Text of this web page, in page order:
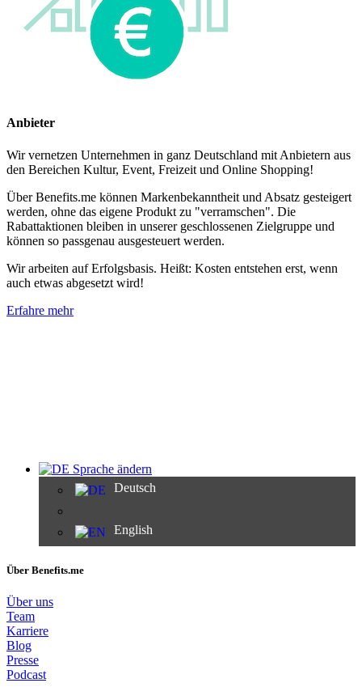
Anbieter
Wir vernetzen Unternehmen in ganz Deutschland mit Anbietern aus
den Bereichen Kultur, Event, Freizeit und Online Shopping!
Über Benefits.me können Markenbekanntheit und Absatz gesteigert
werden, ohne das eigene Produkt zu "verramschen". Die
Rabattaktionen bleiben in unserer geschlossenen Zielgruppe und
können so passgenau ausgesteuert werden.
Wir arbeiten auf Erfolgsbasis. Heißt: Kosten entstehen erst, wenn
auch etwas abgesetzt wird!
Erfahre mehr
Sprache ändern
Deutsch
English
Über Benefits.me
Über uns
Team
Karriere
Blog
Presse
Podcast